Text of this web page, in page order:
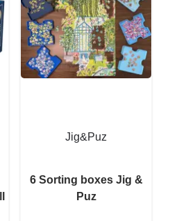
Jig&Puz
6 Sorting boxes Jig &
Puz